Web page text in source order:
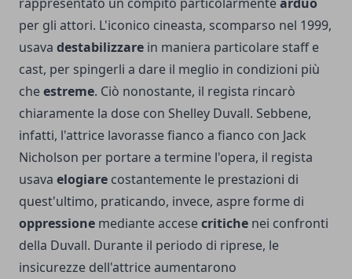
per gli attori. L'iconico cineasta, scomparso nel 1999,
usava destabilizzare in maniera particolare staff e
cast, per spingerli a dare il meglio in condizioni più
cheestreme. Ciò nonostante, il regista rincarò
chiaramente la dose con Shelley Duvall. Sebbene,
infatti, l'attrice lavorasse fianco a fianco con Jack
Nicholson per portare a termine l'opera, il regista
usava elogiare costantemente le prestazioni di
quest'ultimo, praticando, invece, aspre forme di
oppressione mediante accesecritiche nei confronti
della Duvall. Durante il periodo di riprese, le
insicurezze dell'attrice aumentarono